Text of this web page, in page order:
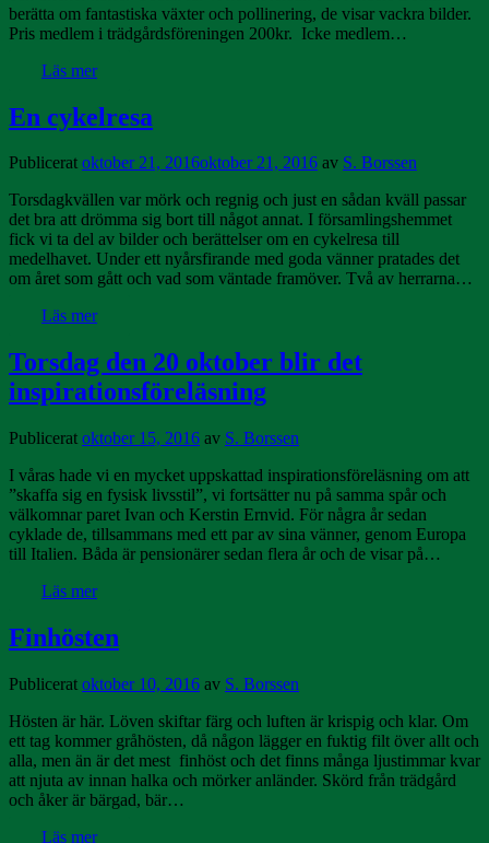
berätta om fantastiska växter och pollinering, de visar vackra bilder.
Pris medlem i trädgårdsföreningen 200kr. Icke medlem…
Läs mer
En cykelresa
Publicerat oktober 21, 2016oktober 21, 2016 av S. Borssen
Torsdagkvällen var mörk och regnig och just en sådan kväll passar
det bra att drömma sig bort till något annat. I församlingshemmet
fick vi ta del av bilder och berättelser om en cykelresa till
medelhavet. Under ett nyårsfirande med goda vänner pratades det
om året som gått och vad som väntade framöver. Två av herrarna…
Läs mer
Torsdag den 20 oktober blir det
inspirationsföreläsning
Publicerat oktober 15, 2016 av S. Borssen
I våras hade vi en mycket uppskattad inspirationsföreläsning om att
”skaffa sig en fysisk livsstil”, vi fortsätter nu på samma spår och
välkomnar paret Ivan och Kerstin Ernvid. För några år sedan
cyklade de, tillsammans med ett par av sina vänner, genom Europa
till Italien. Båda är pensionärer sedan flera år och de visar på…
Läs mer
Finhösten
Publicerat oktober 10, 2016 av S. Borssen
Hösten är här. Löven skiftar färg och luften är krispig och klar. Om
ett tag kommer gråhösten, då någon lägger en fuktig filt över allt och
alla, men än är det mest finhöst och det finns många ljustimmar kvar
att njuta av innan halka och mörker anländer. Skörd från trädgård
och åker är bärgad, bär…
Läs mer